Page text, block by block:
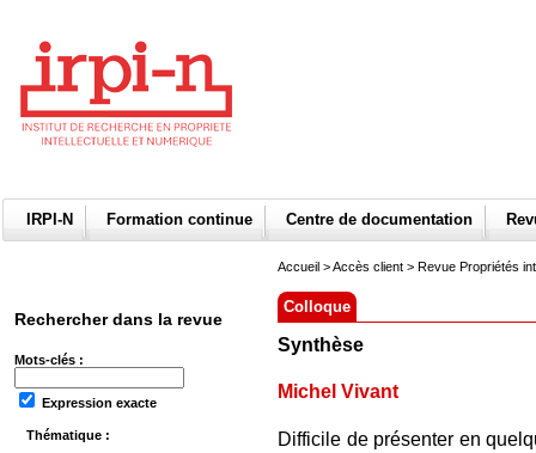
IRPI-N Formation continue Centre de documentation
Rechercher dans la revue
Mots-clés :
Expression exacte
Thématique :
Accueil >Accès client > Revue Propriétés
Colloque
Synthèse
Michel Vivant
Difficile de présenter en